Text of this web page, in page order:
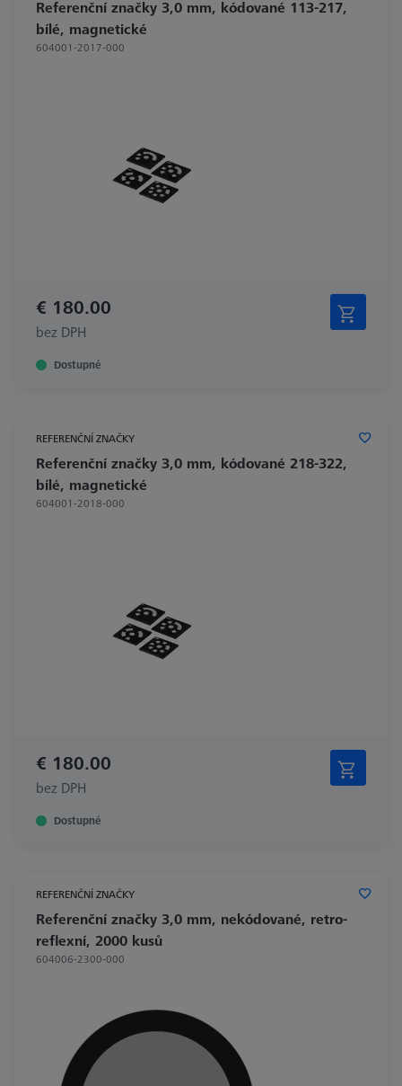
Referenční značky 3,0 mm, kódované 113-217,
bílé, magnetické
604001-2017-000
€ 180.00
bez DPH
Dostupné
REFERENČNÍ ZNAČKY
Referenční značky 3,0 mm, kódované 218-322,
bílé, magnetické
604001-2018-000
€ 180.00
bez DPH
Dostupné
REFERENČNÍ ZNAČKY
Referenční značky 3,0 mm, nekódované, retro-
reflexní, 2000 kusů
604006-2300-000